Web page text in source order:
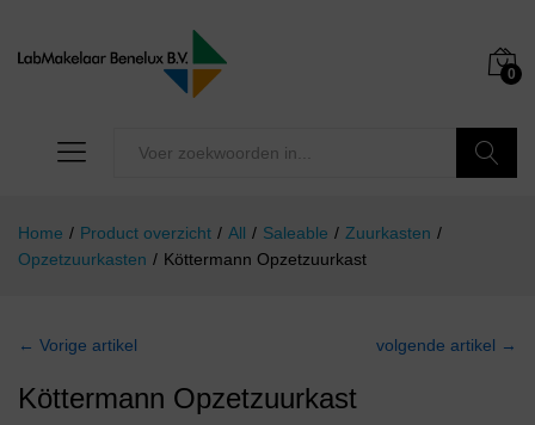
0
Home / Product overzicht / All / Saleable / Zuurkasten /
Opzetzuurkasten / Köttermann Opzetzuurkast
← Vorige artikel volgende artikel →
Köttermann Opzetzuurkast